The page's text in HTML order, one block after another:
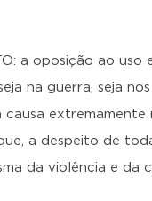
a oposição ao uso
na guerra, seja
causa extremamente
a despeito de
da violência e da